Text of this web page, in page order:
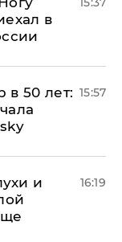
в
в 50 лет: 15:57
и
16:19